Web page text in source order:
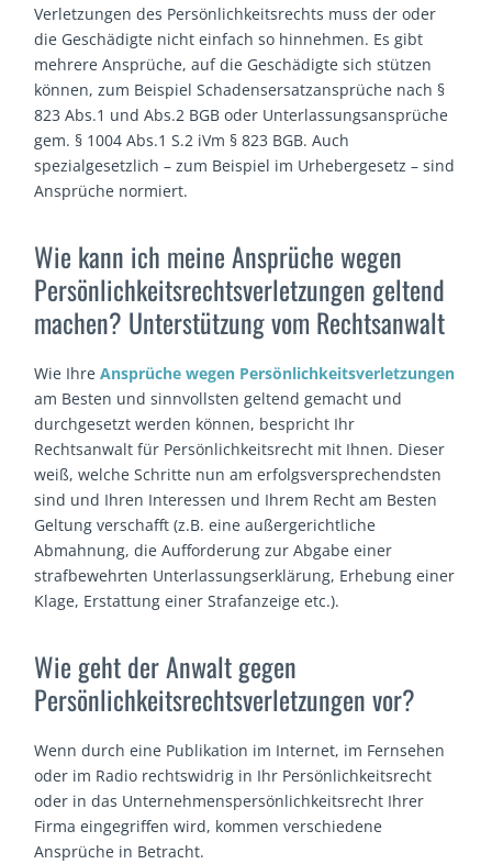
Verletzungen des Persönlichkeitsrechts muss der oder
die Geschädigte nicht einfach so hinnehmen. Es gibt
mehrere Ansprüche, auf die Geschädigte sich stützen
können, zum Beispiel Schadensersatzansprüche nach §
823 Abs.1 und Abs.2 BGB oder Unterlassungsansprüche
gem. § 1004 Abs.1 S.2 iVm § 823 BGB. Auch
spezialgesetzlich – zum Beispiel im Urhebergesetz – sind
Ansprüche normiert.
Wie kann ich meine Ansprüche wegen
Persönlichkeitsrechtsverletzungen geltend
machen? Unterstützung vom Rechtsanwalt
Wie IhreAnsprüche wegen Persönlichkeitsverletzungen
am Besten und sinnvollsten geltend gemacht und
durchgesetzt werden können, bespricht Ihr
Rechtsanwalt für Persönlichkeitsrecht mit Ihnen. Dieser
weiß, welche Schritte nun am erfolgsversprechendsten
sind und Ihren Interessen und Ihrem Recht am Besten
Geltung verschafft (z.B. eine außergerichtliche
Abmahnung, die Aufforderung zur Abgabe einer
strafbewehrten Unterlassungserklärung, Erhebung einer
Klage, Erstattung einer Strafanzeige etc.).
Wie geht der Anwalt gegen
Persönlichkeitsrechtsverletzungen vor?
Wenn durch eine Publikation im Internet, im Fernsehen
oder im Radio rechtswidrig in Ihr Persönlichkeitsrecht
oder in das Unternehmenspersönlichkeitsrecht Ihrer
Firma eingegriffen wird, kommen verschiedene
Ansprüche in Betracht.